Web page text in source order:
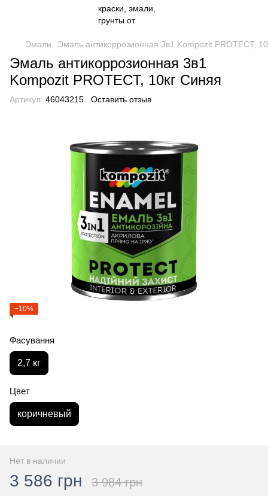
Эмали Эмаль антикоррозионная 3в1 Kompozit PROTECT,
Эмаль антикоррозионная 3в1
Kompozit PROTECT, 10кг Синяя
Артикул: 46043215 Оставить отзыв
−10%
Фасування
2,7 кг
Цвет
коричневый
Нет в наличии
3 586 грн 3 984 грн